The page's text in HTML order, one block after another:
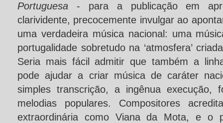
Portuguesa - para a publicação em
clarividente, precocemente invulgar ao
uma verdadeira música nacional: uma
portugalidade sobretudo na ‘atmosfera’
Seria mais fácil admitir que também a
pode ajudar a criar música de caráter
simples transcrição, a ingênua execução,
melodias populares. Compositores
extraordinária como Viana da Mota, e o